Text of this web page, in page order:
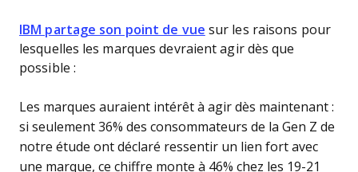
IBM partage son point de vue sur les raisons pour
lesquelles les marques devraient agir dès que
possible :
Les marques auraient intérêt à agir dès maintenant :
si seulement 36% des consommateurs de la Gen Z de
notre étude ont déclaré ressentir un lien fort avec
une marque, ce chiffre monte à 46% chez les 19-21